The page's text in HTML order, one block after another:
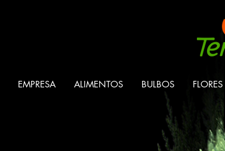
EMPRESA ALIMENTOS BULBOS